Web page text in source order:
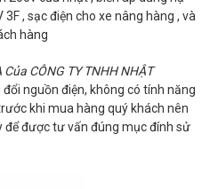
, sạc điện cho xe nâng hàng , và
hàng
CÔNG TY TNHH NHẬT
nguồn điện, không có tính năng
khi mua hàng quý khách nên
để được tư vấn đúng mục đính sử